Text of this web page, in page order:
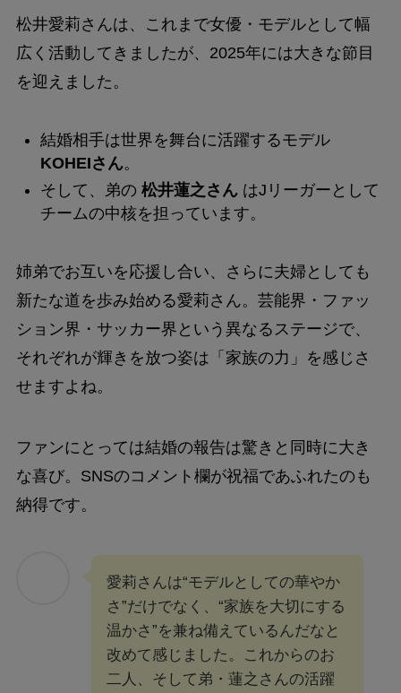
松井愛莉さんは、これまで女優・モデルとして幅
広く活動してきましたが、2025年には大きな節目
を迎えました。
結婚相手は世界を舞台に活躍するモデル
KOHEIさん。
そして、弟の 松井蓮之さんはJリーガーとして
チームの中核を担っています。
姉弟でお互いを応援し合い、さらに夫婦としても
新たな道を歩み始める愛莉さん。芸能界・ファッ
ション界・サッカー界という異なるステージで、
それぞれが輝きを放つ姿は「家族の力」を感じさ
せますよね。
ファンにとっては結婚の報告は驚きと同時に大き
な喜び。SNSのコメント欄が祝福であふれたのも
納得です。
愛莉さんは“モデルとしての華やか
さ”だけでなく、“家族を大切にする
温かさ”を兼ね備えているんだなと
改めて感じました。これからのお
二人、そして弟・蓮之さんの活躍